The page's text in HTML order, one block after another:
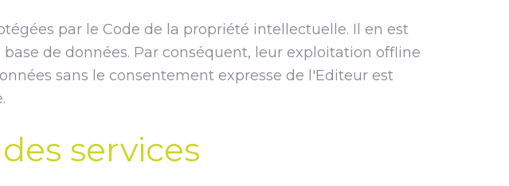
par le Code de la propriété intellectuelle. Il en est
de données. Par conséquent, leur exploitation offline
sans le consentement expresse de l'Editeur est
services